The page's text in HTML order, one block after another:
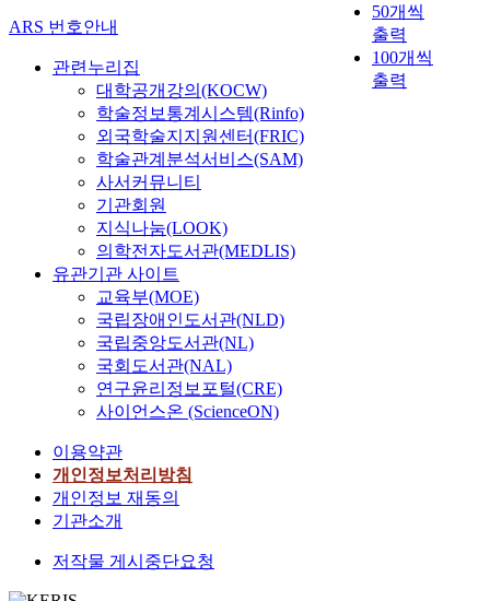
50개씩
출력
100개씩
출력
ARS 번호안내
관련누리집
대학공개강의(KOCW)
학술정보통계시스템(Rinfo)
외국학술지지원센터(FRIC)
학술관계분석서비스(SAM)
사서커뮤니티
기관회원
지식나눔(LOOK)
의학전자도서관(MEDLIS)
유관기관 사이트
교육부(MOE)
국립장애인도서관(NLD)
국립중앙도서관(NL)
국회도서관(NAL)
연구윤리정보포털(CRE)
사이언스온 (ScienceON)
이용약관
개인정보처리방침
개인정보 재동의
기관소개
저작물 게시중단요청